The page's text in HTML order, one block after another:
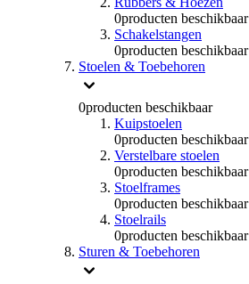
0producten beschikbaar
Schakelstangen
0producten beschikbaar
Stoelen & Toebehoren
0producten beschikbaar
Kuipstoelen
0producten beschikbaar
Verstelbare stoelen
0producten beschikbaar
Stoelframes
0producten beschikbaar
Stoelrails
0producten beschikbaar
Sturen & Toebehoren